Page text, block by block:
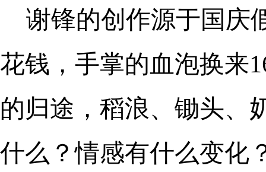
谢锋的创作源于国庆
花钱，手掌的血泡换来
的归途，稻浪、锄头、
什么？情感有什么变化